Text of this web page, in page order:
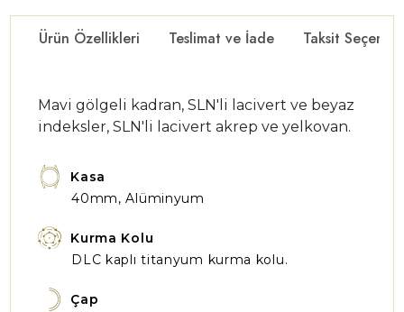
Ürün Özellikleri Teslimat ve İade Taksit
Mavi gölgeli kadran, SLN'li lacivert ve beyaz
indeksler, SLN'li lacivert akrep ve yelkovan.
Kasa
40mm, Alüminyum
Kurma Kolu
DLC kaplı titanyum kurma kolu.
Çap